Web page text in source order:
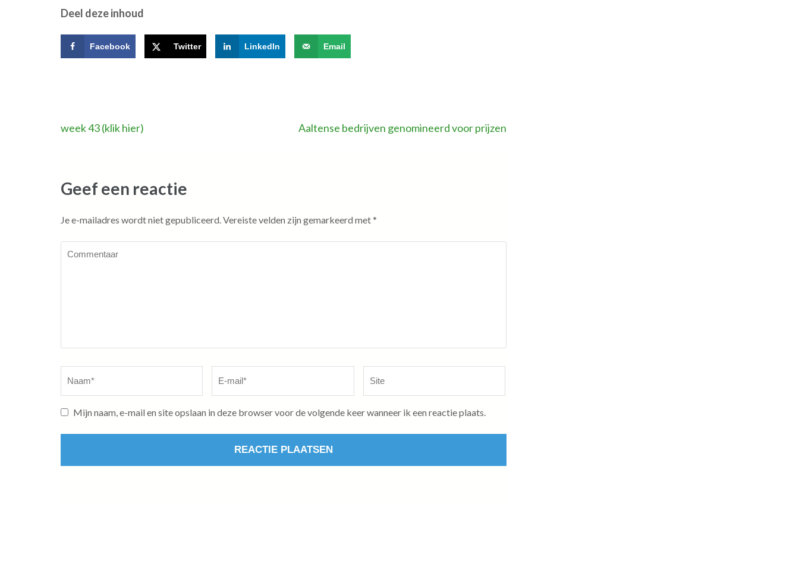
Deel deze inhoud
Facebook Twitter LinkedIn Email
Bericht
week 43 (klik hier) Aaltense bedrijven genomineerd voor prijzen
Geef een reactie
Je e-mailadres wordt niet gepubliceerd. Vereiste velden zijn gemarkeerd met*
mail*
Mijn naam, e-mail en site opslaan in deze browser voor de volgende keer wanneer ik een reactie plaats.